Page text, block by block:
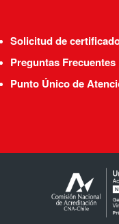
Solicitud de
Preguntas Frecuentes
Punto Único de